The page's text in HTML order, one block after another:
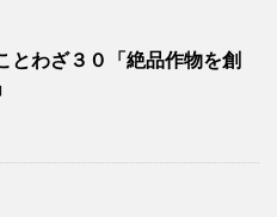
とわざ３０「絶品作物を創